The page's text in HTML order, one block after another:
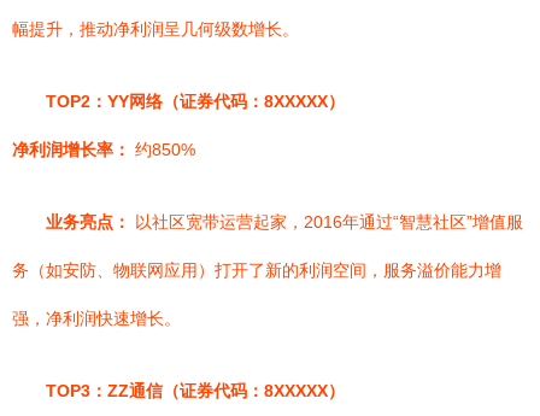
幅提升，推动净利润呈几何级数增长。
TOP2：YY网络（证券代码：8XXXXX）
净利润增长率： 约850%
业务亮点： 以社区宽带运营起家，2016年通过“智慧社区”增值服
务（如安防、物联网应用）打开了新的利润空间，服务溢价能力增
强，净利润快速增长。
TOP3：ZZ通信（证券代码：8XXXXX）